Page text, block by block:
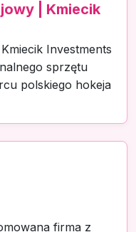
| Kmiecik
Investments
sprzętu
polskiego hokeja
firma z